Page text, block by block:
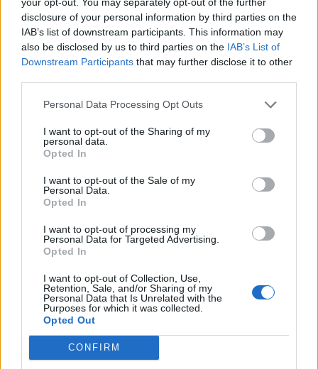
disclosure of your personal information by third parties on the
IAB’s list of downstream participants. This information may
also be disclosed by us to third parties on the IAB’s List of
Downstream Participants that may further disclose it to other
Personal Data Processing Opt Outs
I want to opt-out of the Sharing of my
personal data.
Opted In
I want to opt-out of the Sale of my
Personal Data.
Opted In
I want to opt-out of processing my
Personal Data for Targeted Advertising.
Opted In
I want to opt-out of Collection, Use,
Retention, Sale, and/or Sharing of my
Personal Data that Is Unrelated with the
Purposes for which it was collected.
Opted Out
CONFIRM